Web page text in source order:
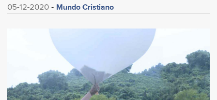
05-12-2020 Mundo Cristiano